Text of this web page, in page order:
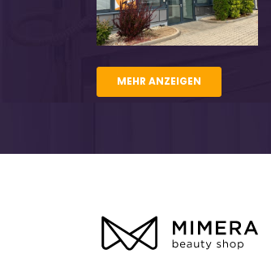
MEHR ANZEIGEN